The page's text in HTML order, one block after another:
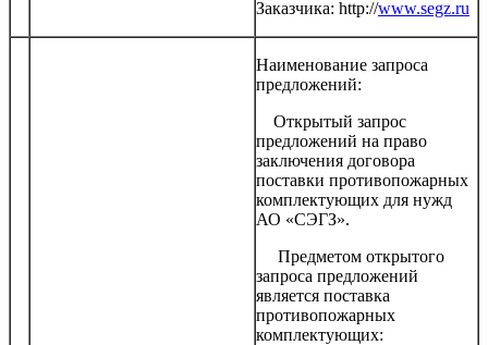
Заказчика: http://www.segz.ru
Наименование запроса
предложений:
Открытый запрос
предложений на право
заключения договора
поставки противопожарных
комплектующих для нужд
АО «СЭГЗ».
Предметом открытого
запроса предложений
является поставка
противопожарных
комплектующих: